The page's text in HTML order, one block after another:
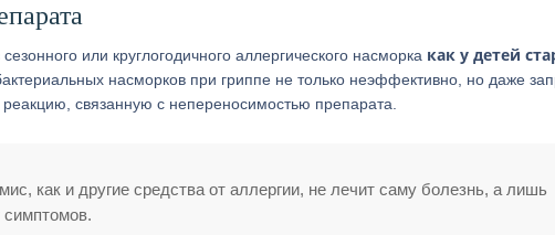
или круглогодичного аллергического насморка как у детей
насморков при гриппе не только неэффективно, но даже
связанную с непереносимостью препарата.
как и другие средства от аллергии, не лечит саму болезнь, а лишь